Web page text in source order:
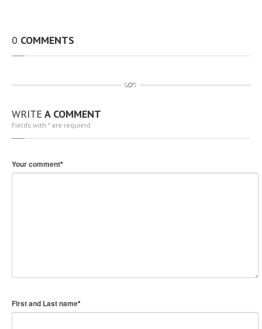
個人情報保護方針
アクセス
0 COMMENTS
WRITE A COMMENT
Fields with * are requierd
Your comment*
First and Last name*